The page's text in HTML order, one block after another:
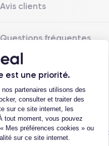
est une priorité.
Consentement
partenaires utilisons des
consulter et traiter des
sur ce site internet, les
tout moment, vous pouvez
Mes préférences cookies » ou
sur ce site internet.
Avis clients
Questions fréquentes
CertiDeal
de garanties